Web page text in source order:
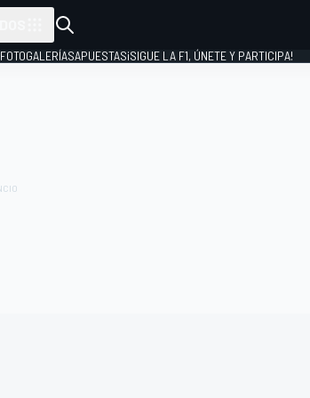
FOTOGALERÍASAPUESTAS¡SIGUE LA F1, ÚNETE Y PARTICIPA!